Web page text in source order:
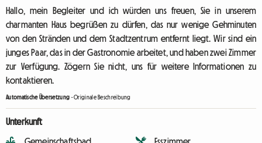
Hallo, mein Begleiter und ich würden uns freuen, Sie in unserem
charmanten Haus begrüßen zu dürfen, das nur wenige Gehminuten
von den Stränden und dem Stadtzentrum entfernt liegt. Wir sind ein
junges Paar, das in der Gastronomie arbeitet, und haben zwei Zimmer
zur Verfügung. Zögern Sie nicht, uns für weitere Informationen zu
kontaktieren.
Automatische Übersetzung -Originale Beschreibung
Unterkunft